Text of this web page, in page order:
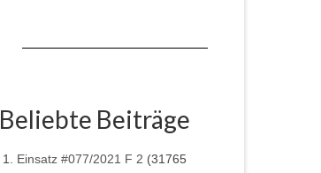
Beliebte Beiträge
Einsatz #077/2021 F 2 (31765